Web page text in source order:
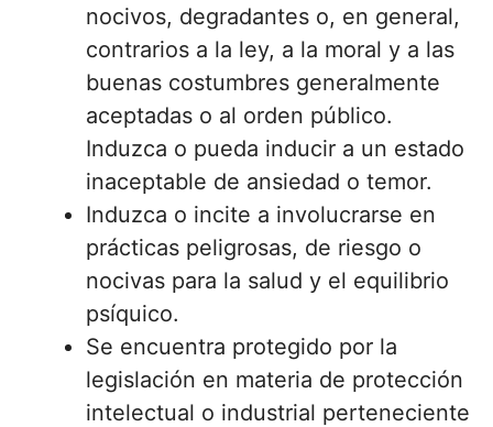
nocivos, degradantes o, en general,
contrarios a la ley, a la moral y a las
buenas costumbres generalmente
aceptadas o al orden público.
Induzca o pueda inducir a un estado
inaceptable de ansiedad o temor.
Induzca o incite a involucrarse en
prácticas peligrosas, de riesgo o
nocivas para la salud y el equilibrio
psíquico.
Se encuentra protegido por la
legislación en materia de protección
intelectual o industrial perteneciente